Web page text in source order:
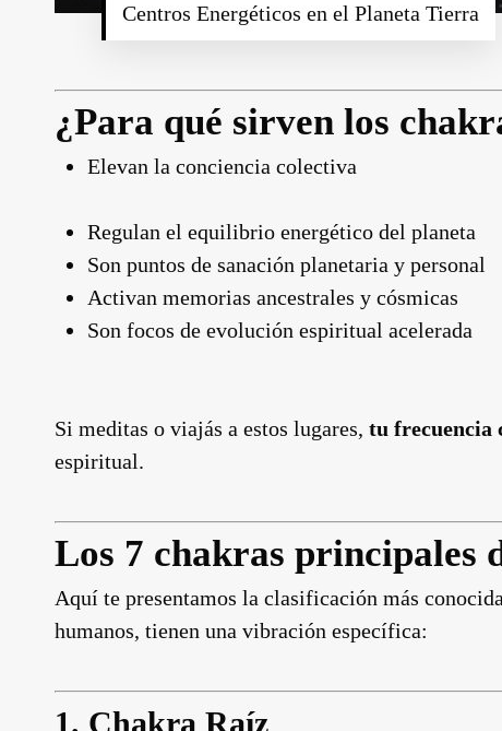
Centros Energéticos en el Planeta Tierra
¿Para qué sirven los
Elevan la conciencia colectiva
Regulan el equilibrio energético del planeta
Son puntos de sanación planetaria y personal
Activan memorias ancestrales y cósmicas
Son focos de evolución espiritual acelerada
Si meditas o viajás a estos lugares, tu frecuencia
espiritual.
Los 7 chakras principales
Aquí te presentamos la clasificación más
humanos, tienen una vibración específica:
1. Chakra Raíz